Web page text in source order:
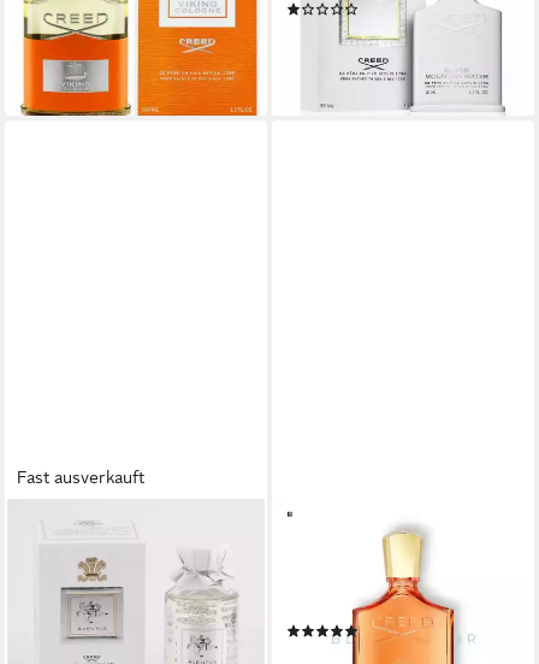
ab 263,86 €
UVP
295,95 €
(2.638,60 €/ 1 l)
-11%
lieferbar - in 2-3 Werktagen bei dir
ab 341,48 €
lieferbar in 2 Wochen
Fast ausverkauft
Eau de Parfum Aventus
507,55 €
(211,48 €/ 100 ml)
lieferbar - in 2-3 Werktagen bei dir
Eau de Parfum Creed
Delphinus Eau de Parfum 50
ml, 1-tlg., EDP
(3)